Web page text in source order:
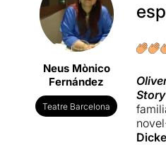
Neus Mònico
Fernández
Teatre Barcelona
Story